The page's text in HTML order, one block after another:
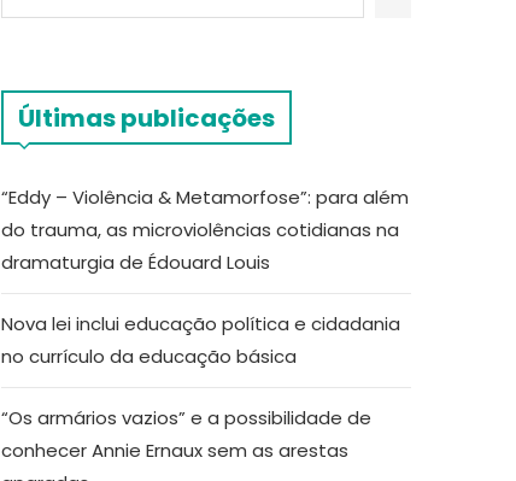
Últimas publicações
“Eddy – Violência & Metamorfose”: para além
do trauma, as microviolências cotidianas na
dramaturgia de Édouard Louis
Nova lei inclui educação política e cidadania
no currículo da educação básica
“Os armários vazios” e a possibilidade de
conhecer Annie Ernaux sem as arestas